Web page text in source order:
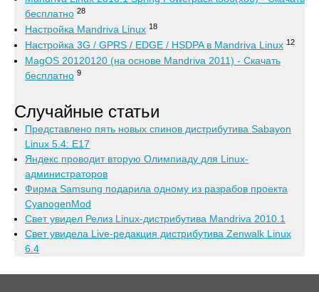
бесплатно 28
Настройка Mandriva Linux 18
Настройка 3G / GPRS / EDGE / HSDPA в Mandriva Linux 12
MagOS 20120120 (на основе Mandriva 2011) - Скачать
бесплатно 9
Случайные статьи
Представлено пять новых спинов дистрибутива Sabayon
Linux 5.4: E17
Яндекс проводит вторую Олимпиаду для Linux-
администраторов
Фирма Samsung подарила одному из разрабов проекта
CyanogenMod
Свет увидел Релиз Linux-дистрибутива Mandriva 2010.1
Свет увидела Live-редакция дистрибутива Zenwalk Linux
6.4